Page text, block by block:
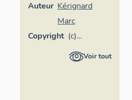
Auteur Kérignard
Marc
Copyright (c)
InventaireVoir tout